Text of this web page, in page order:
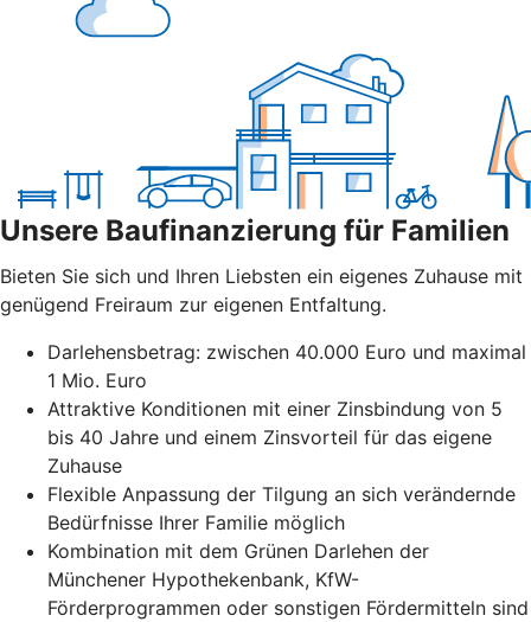
Unsere Baufinanzierung für Familien
Bieten Sie sich und Ihren Liebsten ein eigenes Zuhause mit
genügend Freiraum zur eigenen Entfaltung.
Darlehensbetrag: zwischen 40.000 Euro und maximal
1 Mio. Euro
Attraktive Konditionen mit einer Zinsbindung von 5
bis 40 Jahre und einem Zinsvorteil für das eigene
Zuhause
Flexible Anpassung der Tilgung an sich verändernde
Bedürfnisse Ihrer Familie möglich
Kombination mit dem Grünen Darlehen der
Münchener Hypothekenbank, KfW-
Förderprogrammen oder sonstigen Fördermitteln sind